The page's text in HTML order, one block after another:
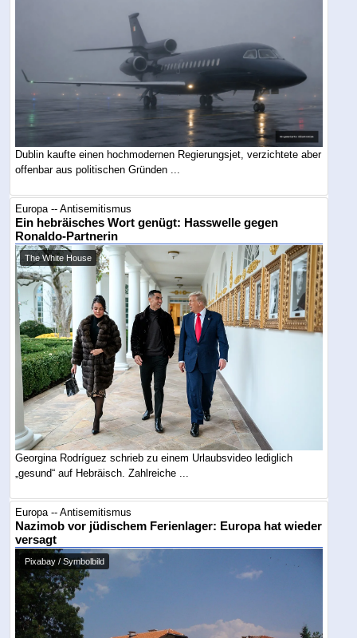
Dublin kaufte einen hochmodernen Regierungsjet, verzichtete aber
offenbar aus politischen Gründen ...
Europa -- Antisemitismus
Ein hebräisches Wort genügt: Hasswelle gegen
Ronaldo-Partnerin
The White House
Georgina Rodríguez schrieb zu einem Urlaubsvideo lediglich
„gesund“ auf Hebräisch. Zahlreiche ...
Europa -- Antisemitismus
Nazimob vor jüdischem Ferienlager: Europa hat wieder
versagt
Pixabay / Symbolbild